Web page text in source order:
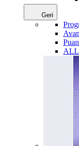
Geri
ALL